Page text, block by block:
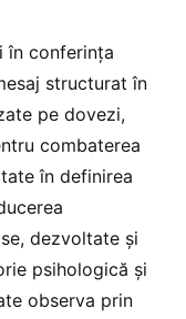
în conferința
structurat în
pe dovezi,
combaterea
în definirea
dezvoltate și
psihologică și
observa prin